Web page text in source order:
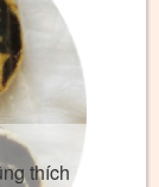
thích